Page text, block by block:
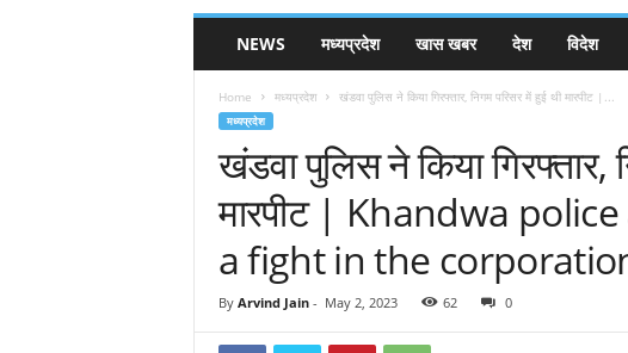
NEWS मध्यप्रदेश खास खबर देश विदेश
Home मध्यप्रदेश खंडवा पुलिस ने किया गिरफ्तार, निगम परिसर में हुई थी मारपीट |...
मध्यप्रदेश
खंडवा पुलिस ने किया गिरफ्तार,
मारपीट | Khandwa
a fight in the
By Arvind Jain- May 2, 2023 62 0